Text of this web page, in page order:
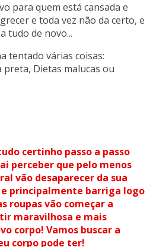
para quem está cansada e
e toda vez não da certo, e
tudo de novo...
tentado várias coisas:
preta, Dietas malucas ou
certinho passo a passo
perceber que pelo menos
vão desaparecer da sua
principalmente barriga logo
roupas vão começar a
maravilhosa e mais
corpo! Vamos buscar a
corpo pode ter!